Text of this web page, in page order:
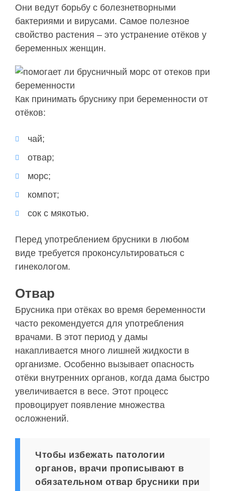
Они ведут борьбу с болезнетворными
бактериями и вирусами. Самое полезное
свойство растения – это устранение отёков у
беременных женщин.
Как принимать бруснику при беременности от
отёков:
чай;
отвар;
морс;
компот;
сок с мякотью.
Перед употреблением брусники в любом
виде требуется проконсультироваться с
гинекологом.
Отвар
Брусника при отёках во время беременности
часто рекомендуется для употребления
врачами. В этот период у дамы
накапливается много лишней жидкости в
организме. Особенно вызывает опасность
отёки внутренних органов, когда дама быстро
увеличивается в весе. Этот процесс
провоцирует появление множества
осложнений.
Чтобы избежать патологии
органов, врачи прописывают в
обязательном отвар брусники при